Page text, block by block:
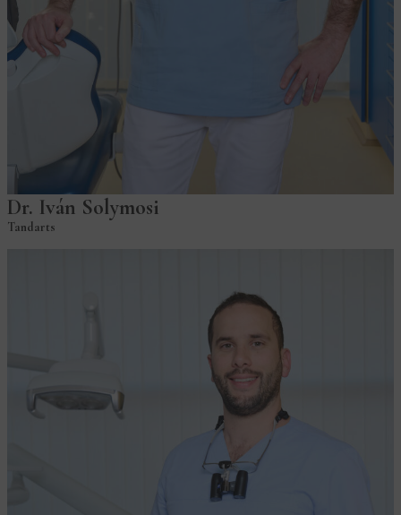
Dr. Iván Solymosi
Tandarts